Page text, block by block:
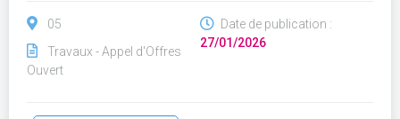
05
Travaux - Appel d'Offres
Ouvert
Date de publication :
27/01/2026